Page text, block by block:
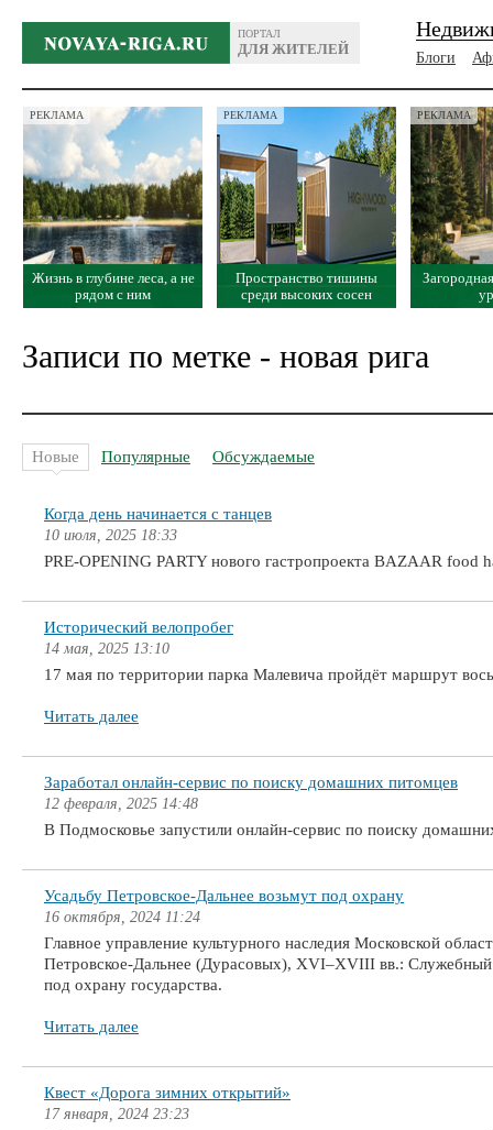
ПОРТАЛ
ДЛЯ ЖИТЕЛЕЙ
Блоги
РЕКЛАМА
Жизнь в глубине леса, а не
рядом с ним
РЕКЛАМА
Пространство тишины
среди высоких сосен
РЕКЛАМА
Записи по метке - новая рига
Новые Популярные Обсуждаемые
Когда день начинается с танцев
10 июля, 2025 18:33
PRE-OPENING PARTY нового гастропроекта BAZAAR food
Исторический велопробег
14 мая, 2025 13:10
17 мая по территории парка Малевича пройдёт маршрут
Читать далее
Заработал онлайн-сервис по поиску домашних питомцев
12 февраля, 2025 14:48
В Подмосковье запустили онлайн-сервис по поиску
Усадьбу Петровское-Дальнее возьмут под охрану
16 октября, 2024 11:24
Главное управление культурного наследия Московской
Петровское-Дальнее (Дурасовых), XVI–XVIII вв.: Служебный
под охрану государства.
Читать далее
Квест «Дорога зимних открытий»
17 января, 2024 23:23